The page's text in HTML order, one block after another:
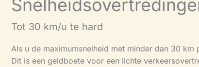
Tot 30 km/u te hard
Als u de maximumsnelheid met minder dan 30
Dit is een geldboete voor een lichte